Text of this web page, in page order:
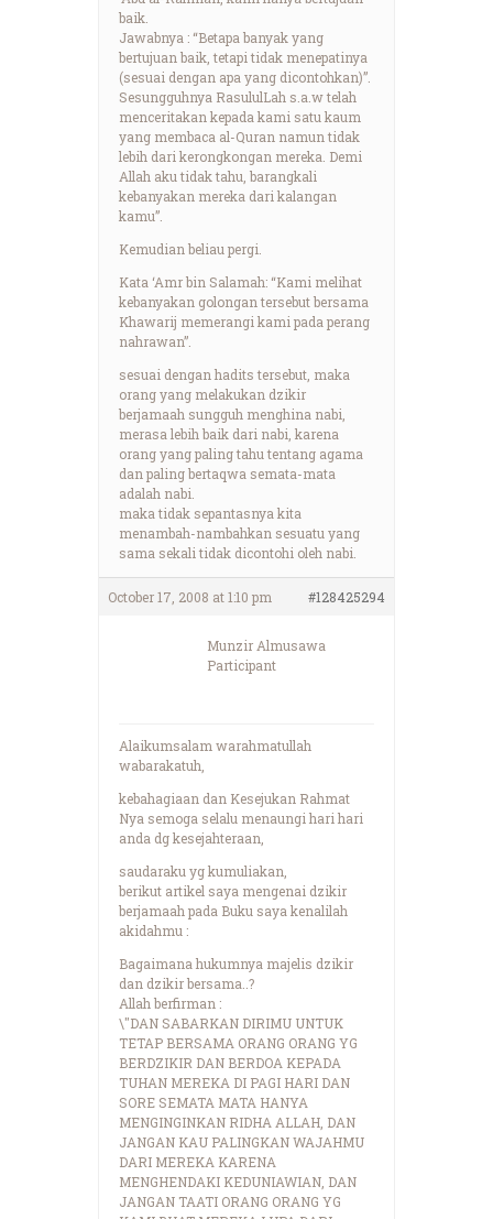
baik.
Jawabnya : “Betapa banyak yang
bertujuan baik, tetapi tidak menepatinya
(sesuai dengan apa yang dicontohkan)”.
Sesungguhnya RasululLah s.a.w telah
menceritakan kepada kami satu kaum
yang membaca al-Quran namun tidak
lebih dari kerongkongan mereka. Demi
Allah aku tidak tahu, barangkali
kebanyakan mereka dari kalangan
kamu”.
Kemudian beliau pergi.
Kata ‘Amr bin Salamah: “Kami melihat
kebanyakan golongan tersebut bersama
Khawarij memerangi kami pada perang
nahrawan”.
sesuai dengan hadits tersebut, maka
orang yang melakukan dzikir
berjamaah sungguh menghina nabi,
merasa lebih baik dari nabi, karena
orang yang paling tahu tentang agama
dan paling bertaqwa semata-mata
adalah nabi.
maka tidak sepantasnya kita
menambah-nambahkan sesuatu yang
sama sekali tidak dicontohi oleh nabi.
October 17, 2008 at 1:10 pm #128425294
Munzir Almusawa
Participant
Alaikumsalam warahmatullah
wabarakatuh,
kebahagiaan dan Kesejukan Rahmat
Nya semoga selalu menaungi hari hari
anda dg kesejahteraan,
saudaraku yg kumuliakan,
berikut artikel saya mengenai dzikir
berjamaah pada Buku saya kenalilah
akidahmu :
Bagaimana hukumnya majelis dzikir
dan dzikir bersama..?
Allah berfirman :
\"DAN SABARKAN DIRIMU UNTUK
TETAP BERSAMA ORANG ORANG YG
BERDZIKIR DAN BERDOA KEPADA
TUHAN MEREKA DI PAGI HARI DAN
SORE SEMATA MATA HANYA
MENGINGINKAN RIDHA ALLAH, DAN
JANGAN KAU PALINGKAN WAJAHMU
DARI MEREKA KARENA
MENGHENDAKI KEDUNIAWIAN, DAN
JANGAN TAATI ORANG ORANG YG